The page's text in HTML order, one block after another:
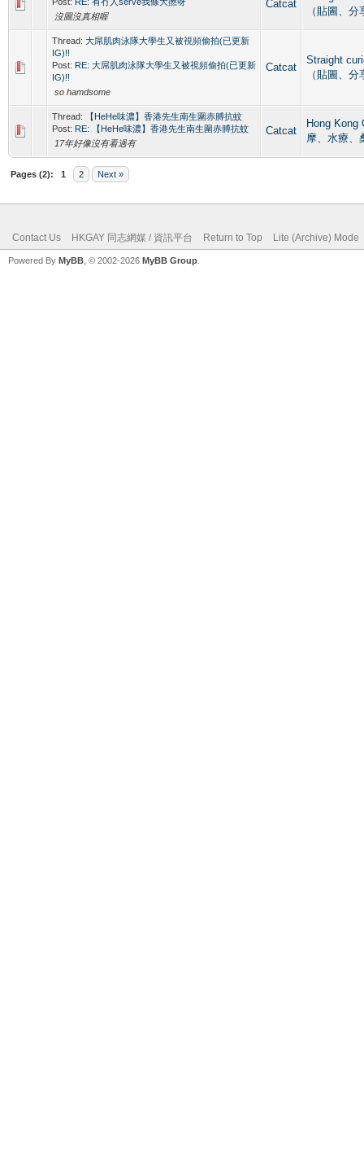
沒圖沒真相喔
Catcat
（貼圖、分
Thread: 大屌肌肉泳隊大學生又被視頻偷拍(已更新
IG)!!
Post: RE: 大屌肌肉泳隊大學生又被視頻偷拍(已更新
IG)!!
so hamdsome
Catcat
Straight
（貼圖、分
Thread:
【HeHe味濃】香港先生南生圍赤膊抗蚊
Post: RE: 【HeHe味濃】香港先生南生圍赤膊抗蚊
17年好像沒有看過有
Catcat
Hong Kong
摩、水療、
Pages (2): 1 2 Next »
Contact Us HKGAY 同志網媒 / 資訊平台 Return to Top Lite (Archive) Mode
Powered By MyBB , © 2002-2026 MyBB Group